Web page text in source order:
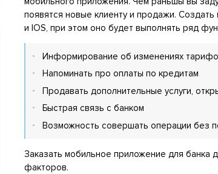
появятся новые клиенту и продажи.
и IOS, при этом оно будет выполнять ряд
Информирование об изменениях
Напоминать про оплаты по кредитам
Продавать дополнительные услуги,
Быстрая связь с банком
Возможность совершать операции без
Заказать мобильное приложение для банка
факторов.